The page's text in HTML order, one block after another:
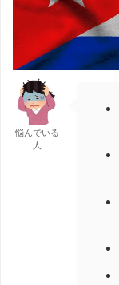
悩んでいる
人